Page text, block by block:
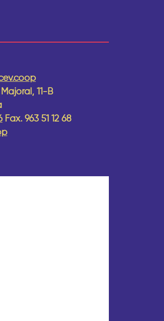
11-B
Fax. 963 51 12 68